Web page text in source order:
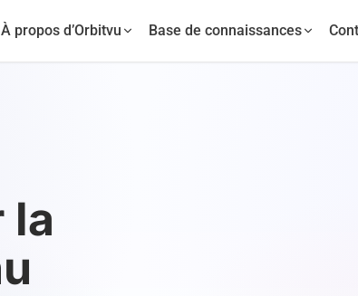
À propos d’Orbitvu Base de connaissances
la